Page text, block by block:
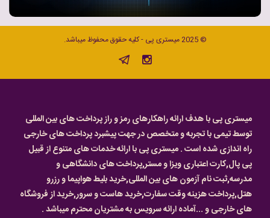
© 2025 میستری پی - کلیه حقوق محفوظ میباشد.
میستری پی با هدف ارائه راهکارهای رمز و راز پرداخت های بین المللی
توسط تیمی با تجربه و متخصص در جهت پیشبرد پرداخت های خارجی
راه اندازی شده است . میستری پی با ارائه خدمات های متنوع از قبیل
پی پال,کارت اعتباری ویزا و مستر,پرداخت های دانشگاهی و
مدرسه,ثبت نام آزمون های بین المللی,خرید بلیط هواپیما و رزرو
هتل,پرداخت هزینه وقت سفارت,خرید هاست و سرور,خرید از فروشگاه
های خارجی و ...آماده ارائه سرویس به مشتریان محترم میباشد .